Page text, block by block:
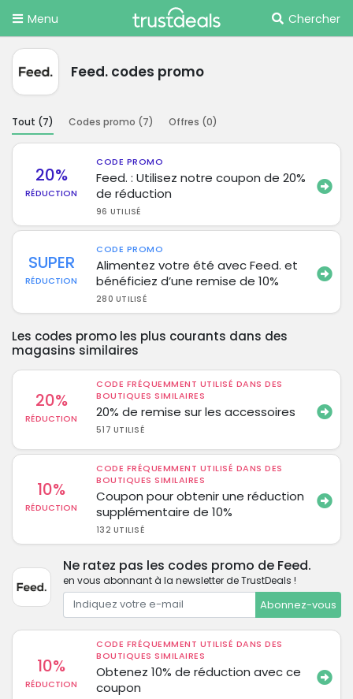
Menu Chercher
Feed. codes promo
Tout (7) Codes promo (7) Offres (0)
20%
RÉDUCTION
CODE PROMO
Feed. : Utilisez notre coupon de 20%
de réduction
96 UTILISÉ
SUPER
RÉDUCTION
CODE PROMO
Alimentez votre été avec Feed. et
bénéficiez d’une remise de 10%
280 UTILISÉ
Les codes promo les plus courants dans des
magasins similaires
20%
RÉDUCTION
CODE FRÉQUEMMENT UTILISÉ DANS DES
BOUTIQUES SIMILAIRES
20% de remise sur les accessoires
517 UTILISÉ
10%
RÉDUCTION
CODE FRÉQUEMMENT UTILISÉ DANS DES
BOUTIQUES SIMILAIRES
Coupon pour obtenir une réduction
supplémentaire de 10%
132 UTILISÉ
Ne ratez pas les codes promo de Feed.
en vous abonnant à la newsletter de TrustDeals !
Abonnez-vous
10%
RÉDUCTION
CODE FRÉQUEMMENT UTILISÉ DANS DES
BOUTIQUES SIMILAIRES
Obtenez 10% de réduction avec ce
coupon